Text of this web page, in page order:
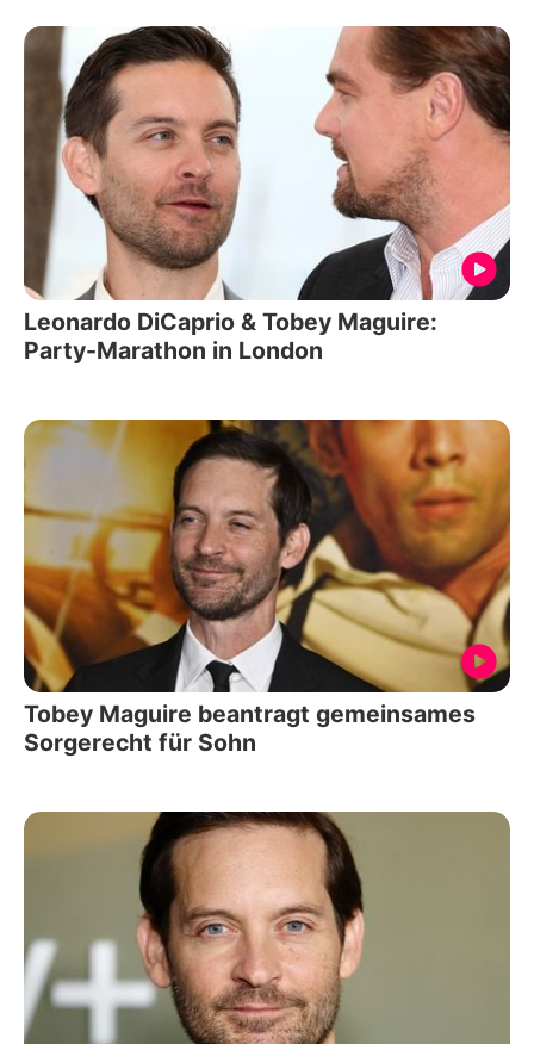
Leonardo DiCaprio & Tobey Maguire:
Party-Marathon in London
Tobey Maguire beantragt gemeinsames
Sorgerecht für Sohn